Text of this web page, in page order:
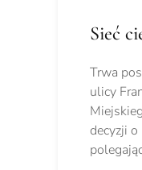
Sieć
Trwa
ulicy
decyzji